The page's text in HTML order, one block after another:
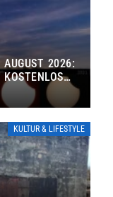
AUGUST 2026:
KOSTENLOS
KULTUR & LIFESTYLE